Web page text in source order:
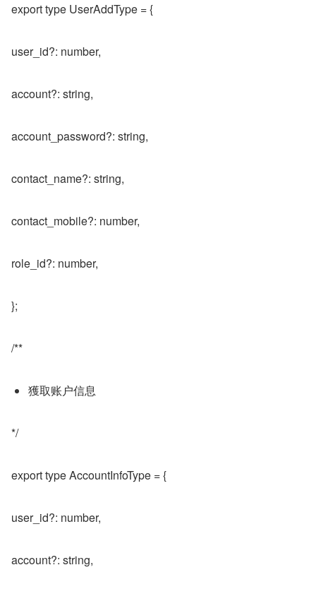
export type UserAddType = {
user_id?: number,
account?: string,
account_password?: string,
contact_name?: string,
contact_mobile?: number,
role_id?: number,
};
/**
獲取账户信息
*/
export type AccountInfoType = {
user_id?: number,
account?: string,